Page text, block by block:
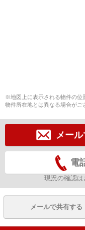
※地図上に表示される物件の位
物件所在地とは異なる場合がご
メー
電
現況の確認は
メールで共有する